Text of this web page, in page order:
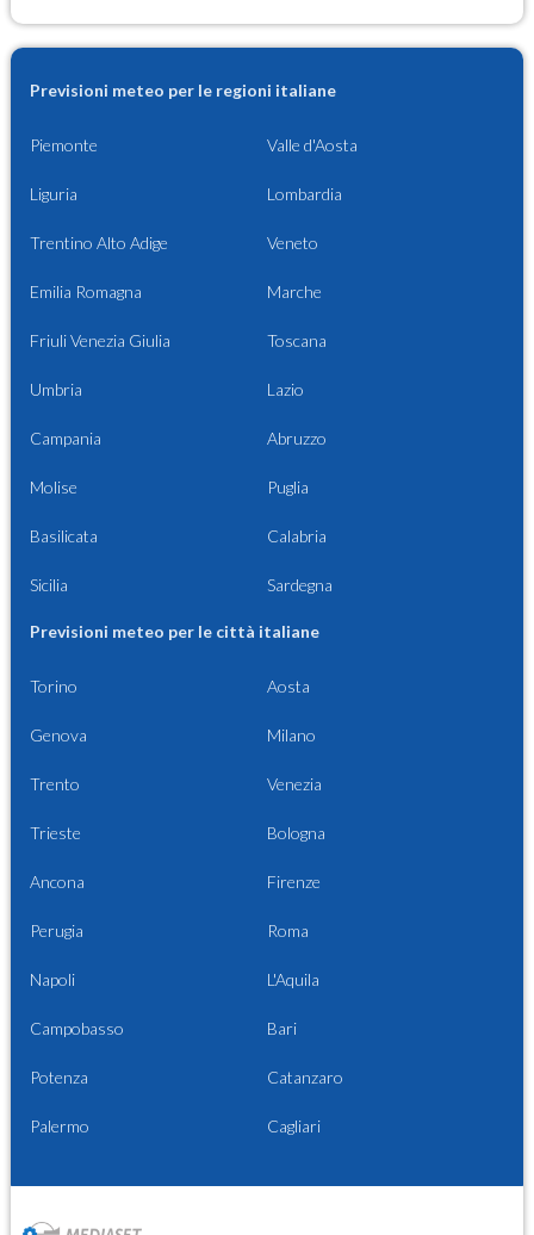
Previsioni meteo per le regioni italiane
Piemonte Valle d'Aosta
Liguria Lombardia
Trentino Alto Adige Veneto
Emilia Romagna Marche
Friuli Venezia Giulia Toscana
Umbria Lazio
Campania Abruzzo
Molise Puglia
Basilicata Calabria
Sicilia Sardegna
Previsioni meteo per le città italiane
Torino Aosta
Genova Milano
Trento Venezia
Trieste Bologna
Ancona Firenze
Perugia Roma
Napoli L'Aquila
Campobasso Bari
Potenza Catanzaro
Palermo Cagliari